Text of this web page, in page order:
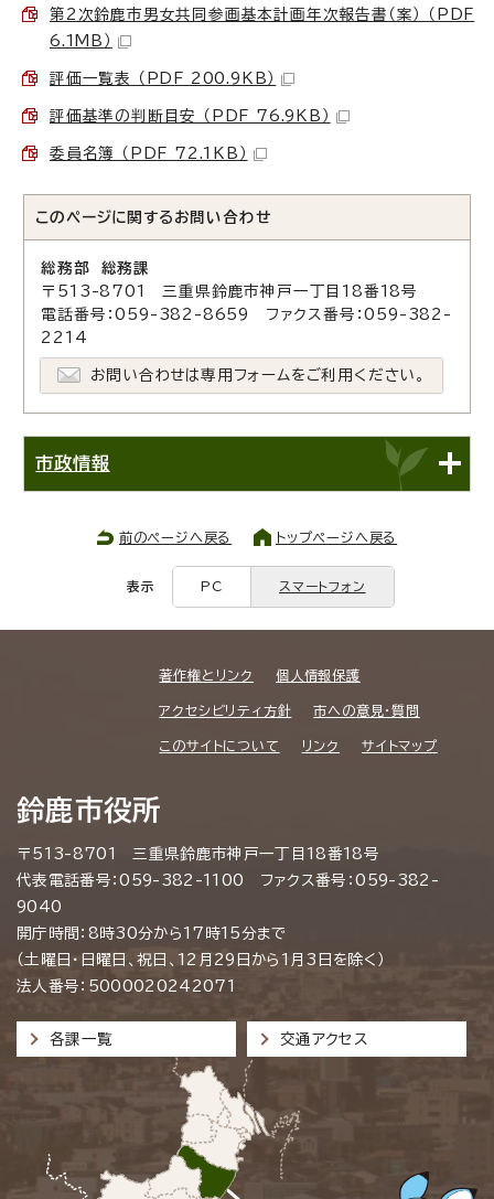
第2次鈴鹿市男女共同参画基本計画年次報告書（案） （PDF
6.1MB）
評価一覧表 （PDF 200.9KB）
評価基準の判断目安 （PDF 76.9KB）
委員名簿 （PDF 72.1KB）
このページに関する お問い合わせ
総務部 総務課
〒513-8701 三重県鈴鹿市神戸一丁目18番18号
電話番号：059-382-8659 ファクス番号：059-382-
2214
お問い合わせは専用フォームをご利用ください。
市政情報
前のページへ戻る トップページへ戻る
表示 PC スマートフォン
著作権とリンク 個人情報保護
アクセシビリティ方針 市への意見・質問
このサイトについて リンク サイトマップ
鈴鹿市役所
〒513-8701 三重県鈴鹿市神戸一丁目18番18号
代表電話番号：059-382-1100 ファクス番号：059-382-
9040
開庁時間：8時30分から17時15分まで
（土曜日・日曜日、祝日、12月29日から1月3日を除く）
法人番号：5000020242071
各課一覧 交通アクセス